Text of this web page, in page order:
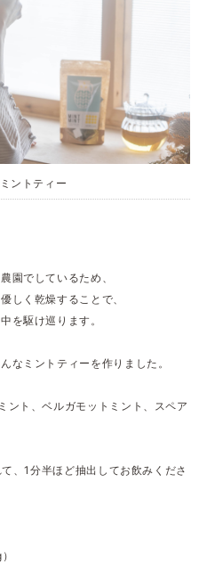
ントティー
園でしているため、
しく乾燥することで、
を駆け巡ります。
なミントティーを作りました。
ント、ベルガモットミント、スペア
、1分半ほど抽出してお飲みくださ